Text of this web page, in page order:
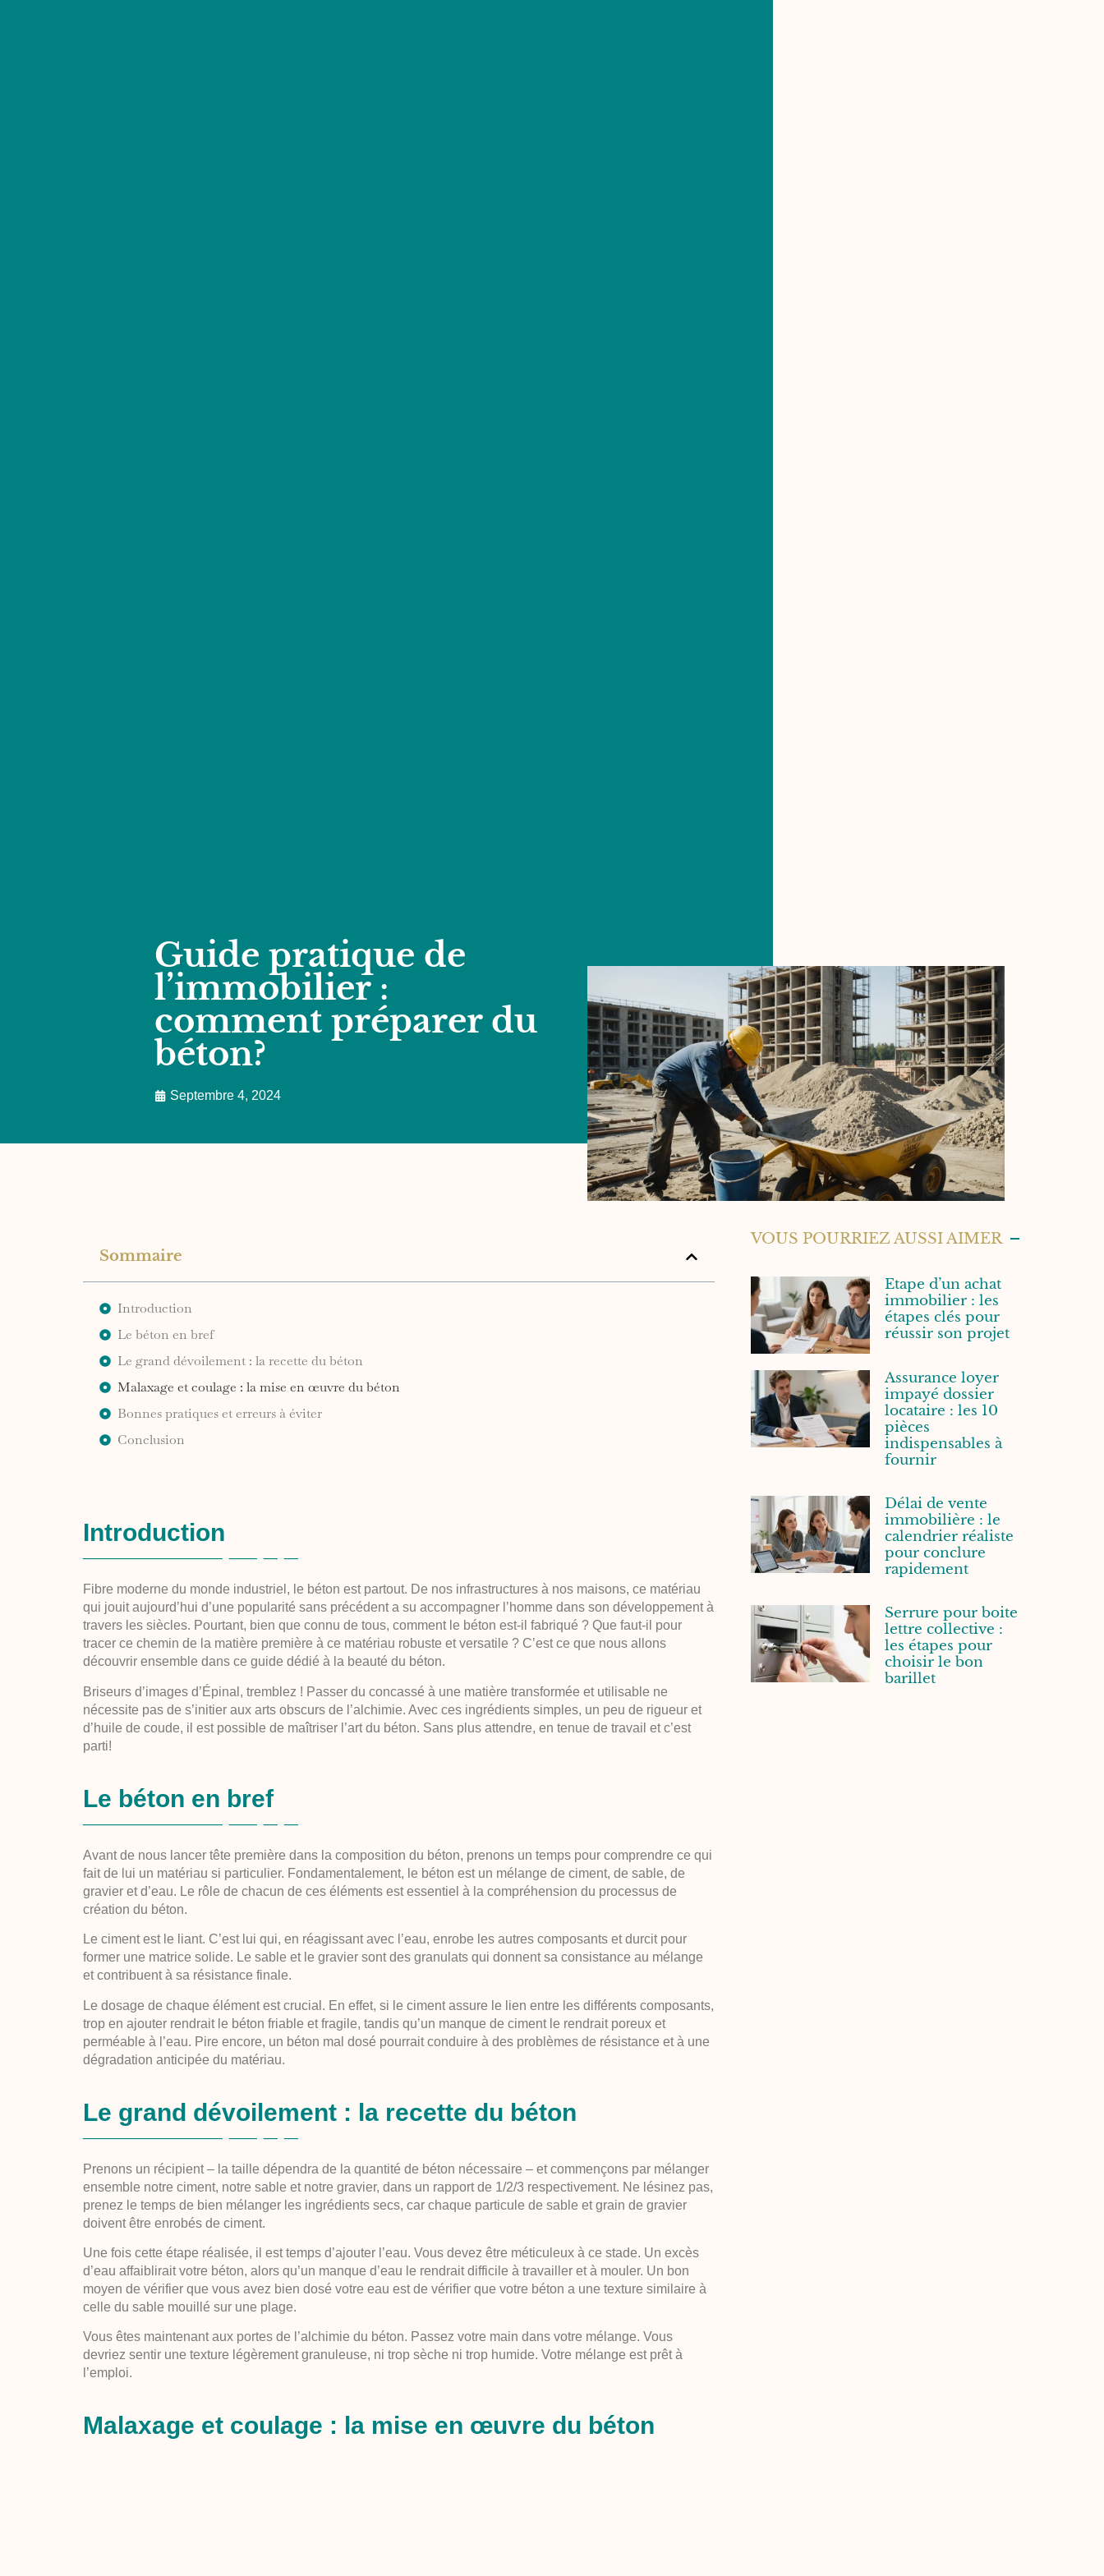
Guide pratique de
l’immobilier :
comment préparer du
béton?
Septembre 4, 2024
Sommaire
Introduction
Le béton en bref
Le grand dévoilement : la recette du béton
Malaxage et coulage : la mise en œuvre du béton
Bonnes pratiques et erreurs à éviter
Conclusion
Introduction
Fibre moderne du monde industriel, le béton est partout. De nos infrastructures à nos maisons, ce matériau
qui jouit aujourd’hui d’une popularité sans précédent a su accompagner l’homme dans son développement à
travers les siècles. Pourtant, bien que connu de tous, comment le béton est-il fabriqué ? Que faut-il pour
tracer ce chemin de la matière première à ce matériau robuste et versatile ? C’est ce que nous allons
découvrir ensemble dans ce guide dédié à la beauté du béton.
Briseurs d’images d’Épinal, tremblez ! Passer du concassé à une matière transformée et utilisable ne
nécessite pas de s’initier aux arts obscurs de l’alchimie. Avec ces ingrédients simples, un peu de rigueur et
d’huile de coude, il est possible de maîtriser l’art du béton. Sans plus attendre, en tenue de travail et c’est
parti!
Le béton en bref
Avant de nous lancer tête première dans la composition du béton, prenons un temps pour comprendre ce qui
fait de lui un matériau si particulier. Fondamentalement, le béton est un mélange de ciment, de sable, de
gravier et d’eau. Le rôle de chacun de ces éléments est essentiel à la compréhension du processus de
création du béton.
Le ciment est le liant. C’est lui qui, en réagissant avec l’eau, enrobe les autres composants et durcit pour
former une matrice solide. Le sable et le gravier sont des granulats qui donnent sa consistance au mélange
et contribuent à sa résistance finale.
Le dosage de chaque élément est crucial. En effet, si le ciment assure le lien entre les différents composants,
trop en ajouter rendrait le béton friable et fragile, tandis qu’un manque de ciment le rendrait poreux et
perméable à l’eau. Pire encore, un béton mal dosé pourrait conduire à des problèmes de résistance et à une
dégradation anticipée du matériau.
Le grand dévoilement : la recette du béton
Prenons un récipient – la taille dépendra de la quantité de béton nécessaire – et commençons par mélanger
ensemble notre ciment, notre sable et notre gravier, dans un rapport de 1/2/3 respectivement. Ne lésinez pas,
prenez le temps de bien mélanger les ingrédients secs, car chaque particule de sable et grain de gravier
doivent être enrobés de ciment.
Une fois cette étape réalisée, il est temps d’ajouter l’eau. Vous devez être méticuleux à ce stade. Un excès
d’eau affaiblirait votre béton, alors qu’un manque d’eau le rendrait difficile à travailler et à mouler. Un bon
moyen de vérifier que vous avez bien dosé votre eau est de vérifier que votre béton a une texture similaire à
celle du sable mouillé sur une plage.
Vous êtes maintenant aux portes de l’alchimie du béton. Passez votre main dans votre mélange. Vous
devriez sentir une texture légèrement granuleuse, ni trop sèche ni trop humide. Votre mélange est prêt à
l’emploi.
Malaxage et coulage : la mise en œuvre du béton
VOUS POURRIEZ AUSSI AIMER
Etape d’un achat
immobilier : les
étapes clés pour
réussir son projet
Assurance loyer
impayé dossier
locataire : les 10
pièces
indispensables à
fournir
Délai de vente
immobilière : le
calendrier réaliste
pour conclure
rapidement
Serrure pour boite
lettre collective :
les étapes pour
choisir le bon
barillet